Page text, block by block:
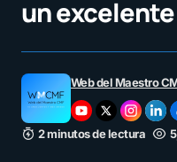
un
Web del Maestro
2 minutos de lectura